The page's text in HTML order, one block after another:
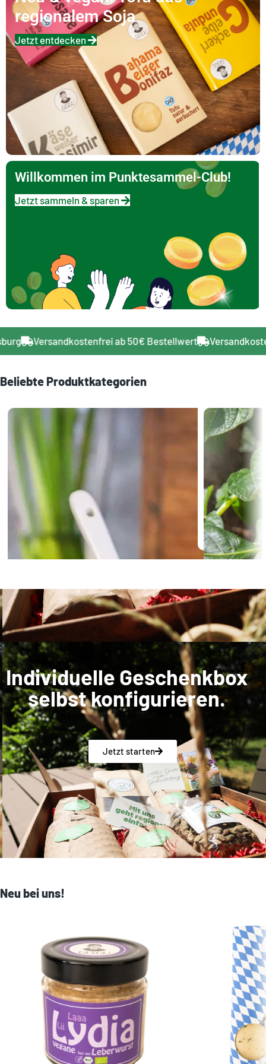
regionalem Soja
Jetzt entdecken
Willkommen im Punktesammel-Club!
Jetzt sammeln & sparen
Versandkostenfrei ab 50€ Bestellwert
Beliebte Produktkategorien
Individuelle Geschenkbox
selbst konfigurieren.
Jetzt starten
Neu bei uns!